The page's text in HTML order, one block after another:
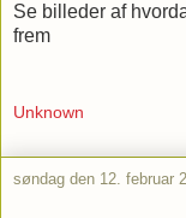
Se billeder af
frem
Unknown
søndag den 12. februar